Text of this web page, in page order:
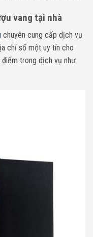
vang tại nhà
chuyên cung cấp dịch vụ
chỉ số một uy tín cho
điểm trong dịch vụ như